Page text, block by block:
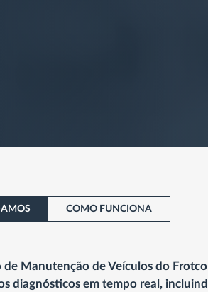
COMO FUNCIONA
de Manutenção de Veículos do
diagnósticos em tempo real,